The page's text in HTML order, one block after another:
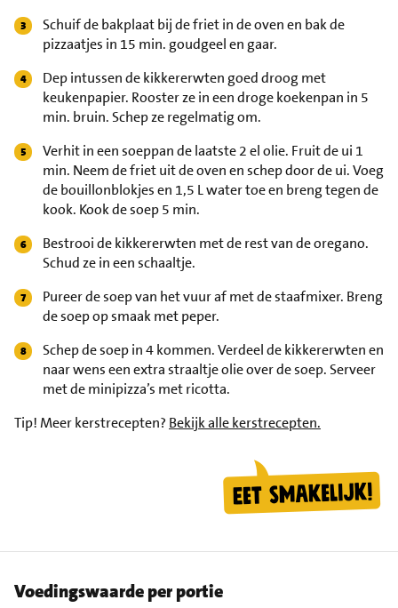
Schuif de bakplaat bij de friet in de oven en bak de
pizzaatjes in 15 min. goudgeel en gaar.
Dep intussen de kikkererwten goed droog met
keukenpapier. Rooster ze in een droge koekenpan in 5
min. bruin. Schep ze regelmatig om.
Verhit in een soeppan de laatste 2 el olie. Fruit de ui 1
min. Neem de friet uit de oven en schep door de ui. Voeg
de bouillonblokjes en 1,5 L water toe en breng tegen de
kook. Kook de soep 5 min.
Bestrooi de kikkererwten met de rest van de oregano.
Schud ze in een schaaltje.
Pureer de soep van het vuur af met de staafmixer. Breng
de soep op smaak met peper.
Schep de soep in 4 kommen. Verdeel de kikkererwten en
naar wens een extra straaltje olie over de soep. Serveer
met de minipizza’s met ricotta.
Tip!Meer kerstrecepten? Bekijk alle kerstrecepten.
Voedingswaarde per portie